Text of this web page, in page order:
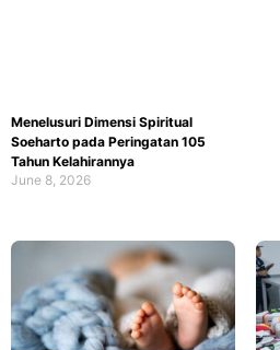
Menelusuri Dimensi Spiritual
Soeharto pada Peringatan 105
Tahun Kelahirannya
June 8, 2026